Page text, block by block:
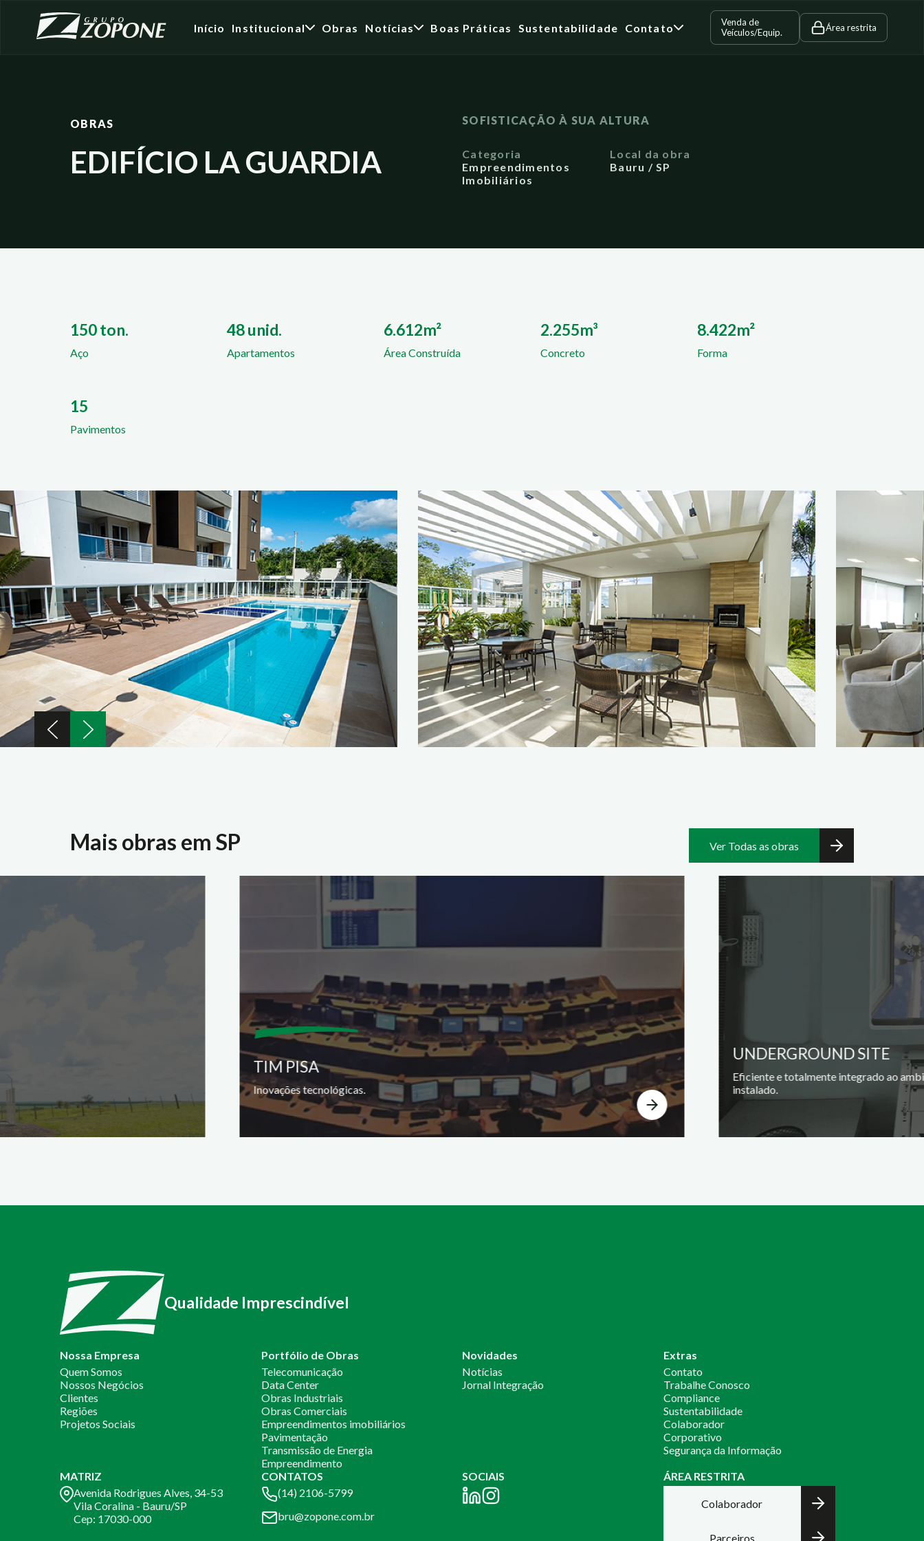
Início Institucional Obras Notícias Boas Práticas Sustentabilidade Contato
Venda de
Veículos/Equip.
Área restrita
OBRAS
EDIFÍCIO LA GUARDIA
SOFISTICAÇÃO À SUA ALTURA
Categoria
Empreendimentos
Imobiliários
Local da obra
Bauru / SP
150 ton.
Aço
48 unid.
Apartamentos
6.612m²
Área Construída
2.255m³
Concreto
8.422m²
Forma
15
Pavimentos
Mais obras em SP Ver Todas as obras
TIM PISA
Inovações tecnológicas.
UNDERGROUND SITE
Eficiente e totalmente integrado ao
instalado.
Qualidade Imprescindível
Nossa Empresa
Quem Somos
Nossos Negócios
Clientes
Regiões
Projetos Sociais
Portfólio de Obras
Telecomunicação
Data Center
Obras Industriais
Obras Comerciais
Empreendimentos imobiliários
Pavimentação
Transmissão de Energia
Empreendimento
Novidades
Notícias
Jornal Integração
Extras
Contato
Trabalhe Conosco
Compliance
Sustentabilidade
Colaborador
Corporativo
Segurança da Informação
MATRIZ
Avenida Rodrigues Alves, 34-53
Vila Coralina - Bauru/SP
Cep: 17030-000
CONTATOS
(14) 2106-5799
bru@zopone.com.br
SOCIAIS ÁREA RESTRITA
Colaborador
Parceiros